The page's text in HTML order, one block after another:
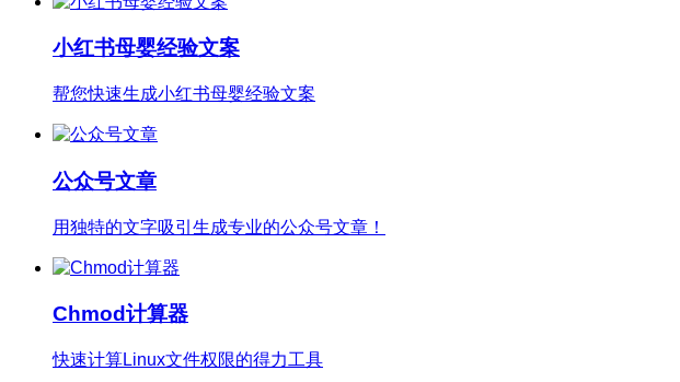
小红书母婴经验文案
帮您快速生成小红书母婴经验文案
公众号文章
用独特的文字吸引生成专业的公众号文章！
Chmod计算器
快速计算Linux文件权限的得力工具